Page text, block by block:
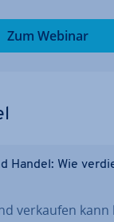
Zum Webinar
Handel: Wie
verkaufen kann